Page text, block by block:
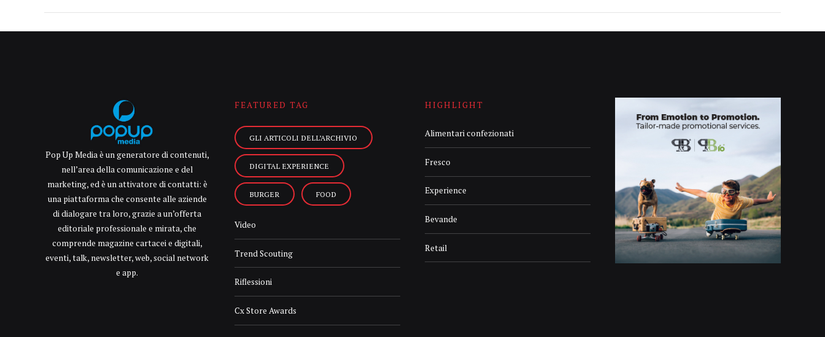
Pop Up Media è un generatore di contenuti,
nell’area della comunicazione e del
marketing, ed è un attivatore di contatti: è
una piattaforma che consente alle aziende
di dialogare tra loro, grazie a un’offerta
editoriale professionale e mirata, che
comprende magazine cartacei e digitali,
eventi, talk, newsletter, web, social network
e app.
FEATURED TAG
GLI ARTICOLI DELL’ARCHIVIO
DIGITAL EXPERIENCE
BURGER FOOD
Video
Trend Scouting
Riflessioni
Cx Store Awards
HIGHLIGHT
Alimentari confezionati
Fresco
Experience
Bevande
Retail